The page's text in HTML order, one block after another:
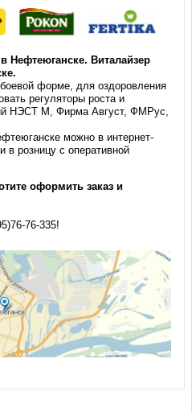
Нефтеюганске. Виталайзер
форме, для оздоровления
регуляторы роста и
НЭСТ М, Фирма Август, ФМРус,
можно в интернет-
в розницу с оперативной
оформить заказ и
76-335!